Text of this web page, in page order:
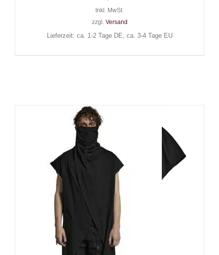
Inkl. MwSt.
zzgl. Versand
Lieferzeit: ca. 1-2 Tage DE, ca. 3-4 Tage EU